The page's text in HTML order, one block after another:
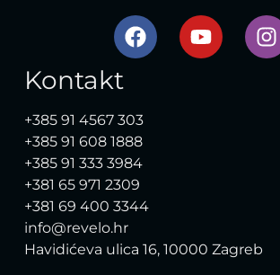
Kontakt
+385 91 4567 303
+385 91 608 1888
+385 91 333 3984
+381 65 971 2309
+381 69 400 3344
info@revelo.hr
Havidićeva ulica 16, 10000 Zagreb